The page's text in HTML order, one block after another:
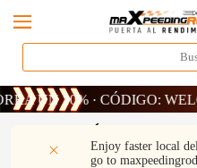
10% · CÓDIGO: WELCOME
10% · CÓDIGO: WELCOME
10% · CÓDIGO: WELCOME
Enjoy faster local
go to
DESCRIPCIÓN